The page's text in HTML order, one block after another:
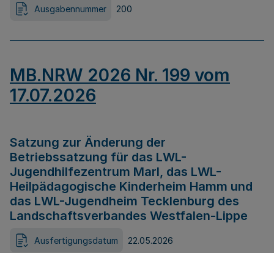
Ausgabennummer 200
MB.NRW 2026 Nr. 199 vom
17.07.2026
Satzung zur Änderung der
Betriebssatzung für das LWL-
Jugendhilfezentrum Marl, das LWL-
Heilpädagogische Kinderheim Hamm und
das LWL-Jugendheim Tecklenburg des
Landschaftsverbandes Westfalen-Lippe
Ausfertigungsdatum 22.05.2026